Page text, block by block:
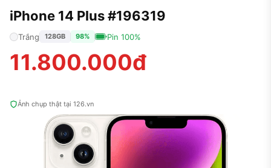
Ảnh chụp thật tại 126.vn
iPhone 14 Plus #196319
Trắng 128GB 98% Pin 100%
11.800.000đ